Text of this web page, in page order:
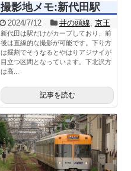
撮影地メモ:新代田駅
2024/7/12 井の頭線 京王
新代田は駅だけがカーブしており、前
後は直線的な撮影が可能です。下り方
は掘割でそうなるとやはりアジサイが
目立つ区間となっています。下北沢方
は高...
記事を読む